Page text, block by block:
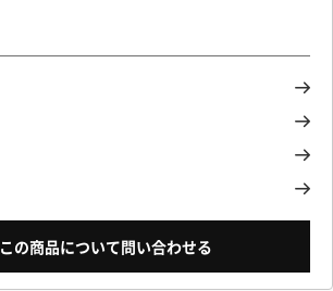
この商品について問い合わせる